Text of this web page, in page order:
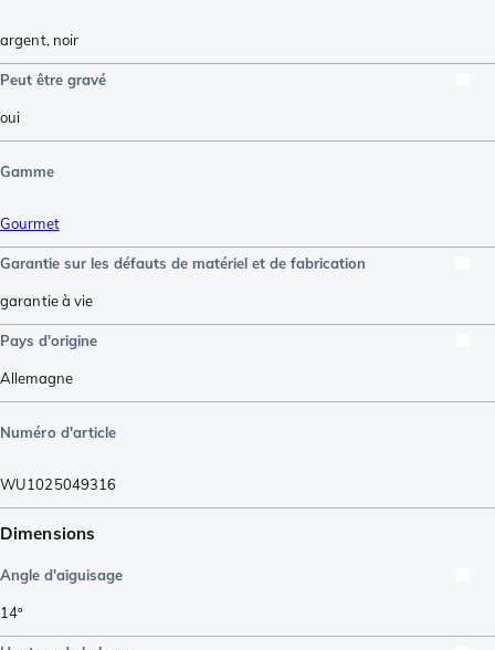
argent, noir
Peut être gravé
oui
Gamme
Gourmet
Garantie sur les défauts de matériel et de fabrication
garantie à vie
Pays d'origine
Allemagne
Numéro d'article
WU1025049316
Dimensions
Angle d'aiguisage
14º